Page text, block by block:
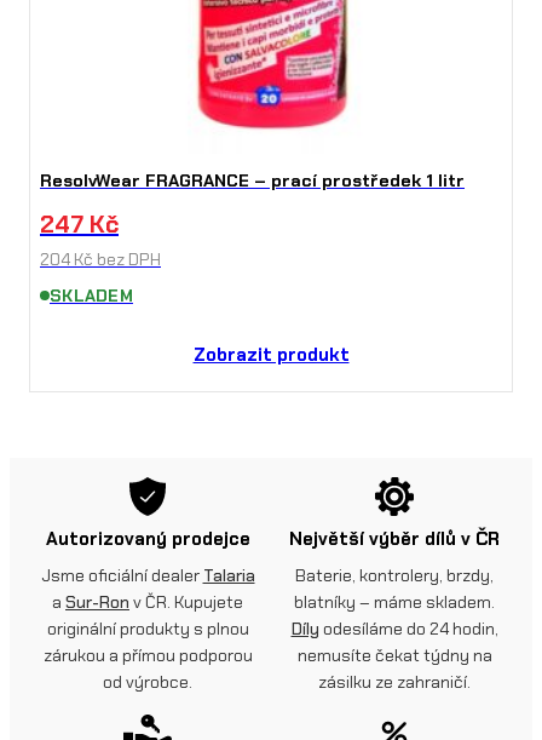
ResolvWear FRAGRANCE – prací prostředek 1 litr
247 Kč
204 Kč bez DPH
SKLADEM
Zobrazit produkt
Autorizovaný prodejce
Jsme oficiální dealer Talaria
a Sur-Ron v ČR. Kupujete
originální produkty s plnou
zárukou a přímou podporou
od výrobce.
Největší výběr dílů v ČR
Baterie, kontrolery, brzdy,
blatníky – máme skladem.
Díly odesíláme do 24 hodin,
nemusíte čekat týdny na
zásilku ze zahraničí.